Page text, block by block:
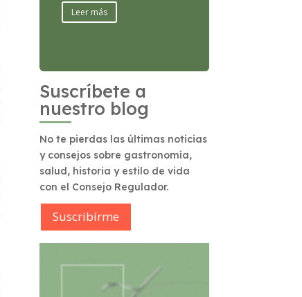
Leer más
Suscríbete a
nuestro blog
No te pierdas las últimas noticias
y consejos sobre gastronomía,
salud, historia y estilo de vida
con el Consejo Regulador.
Suscribírme